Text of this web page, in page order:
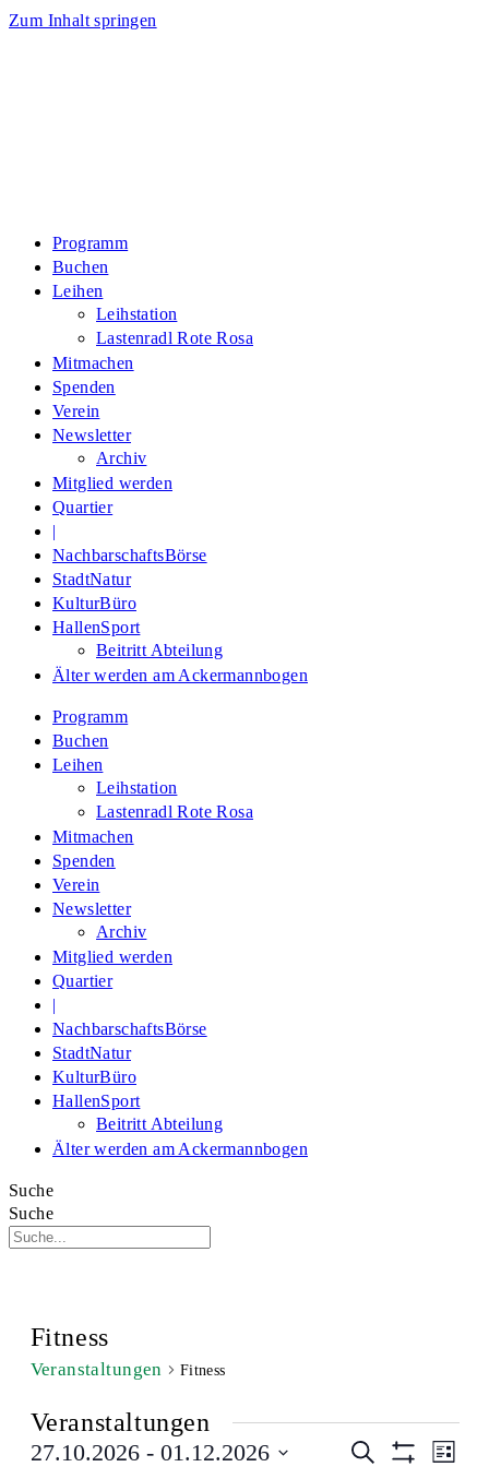
Zum Inhalt springen
Programm
Buchen
Leihen
Leihstation
Lastenradl Rote Rosa
Mitmachen
Spenden
Verein
Newsletter
Archiv
Mitglied werden
Quartier
|
NachbarschaftsBörse
StadtNatur
KulturBüro
HallenSport
Beitritt Abteilung
Älter werden am Ackermannbogen
Programm
Buchen
Leihen
Leihstation
Lastenradl Rote Rosa
Mitmachen
Spenden
Verein
Newsletter
Archiv
Mitglied werden
Quartier
|
NachbarschaftsBörse
StadtNatur
KulturBüro
HallenSport
Beitritt Abteilung
Älter werden am Ackermannbogen
Suche
Suche
Fitness
Veranstaltungen Fitness
Veranstaltungen
Suche
Liste
27.10.2026 - 01.12.2026